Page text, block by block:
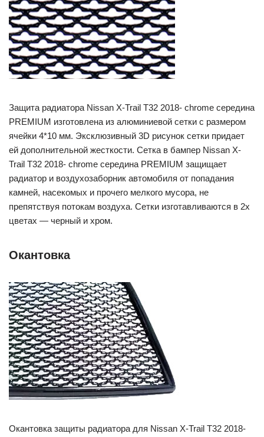
Защита радиатора Nissan X-Trail T32 2018- chrome середина
PREMIUM изготовлена из алюминиевой сетки с размером
ячейки 4*10 мм. Эксклюзивный 3D рисунок сетки придает
ей дополнительной жесткости. Сетка в бампер Nissan X-
Trail T32 2018- chrome середина PREMIUM защищает
радиатор и воздухозаборник автомобиля от попадания
камней, насекомых и прочего мелкого мусора, не
препятствуя потокам воздуха. Сетки изготавливаются в 2х
цветах — черный и хром.
Окантовка
Окантовка защиты радиатора для Nissan X-Trail T32 2018-